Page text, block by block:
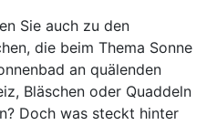
Sie auch zu den
die beim Thema Sonne
an quälenden
Bläschen oder Quaddeln
Doch was steckt hinter